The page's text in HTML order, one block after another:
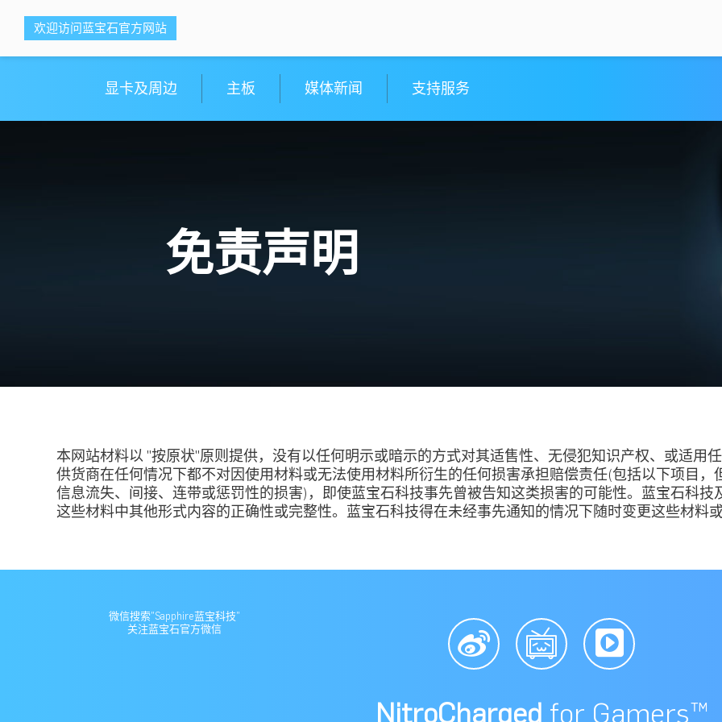
欢迎访问蓝宝石官方网站
显卡及周边 主板 媒体新闻 支持服务
免责声明
本网站材料以 "按原状"原则提供，没有以任何明示或暗示的方式对其适售性、无侵犯知识产权、或适用
供货商在任何情况下都不对因使用材料或无法使用材料所衍生的任何损害承担赔偿责任(包括以下项目
信息流失、间接、连带或惩罚性的损害)，即使蓝宝石科技事先曾被告知这类损害的可能性。蓝宝石科
这些材料中其他形式内容的正确性或完整性。蓝宝石科技得在未经事先通知的情况下随时变更这些材料
微信搜索"Sapphire蓝宝科技"
关注蓝宝石官方微信
NitroCharged for Gamers™
<ti-item style="box-sizing: border-box;">
蓝宝科技
<ti-item style="box-sizing: border-box;">